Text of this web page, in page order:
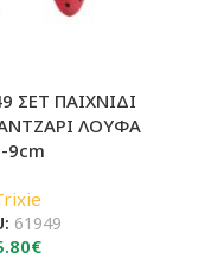
ΣΕΤ ΠΑΙΧΝΙΔΙ
ΛΟΥΦΑ
9cm
61949
€